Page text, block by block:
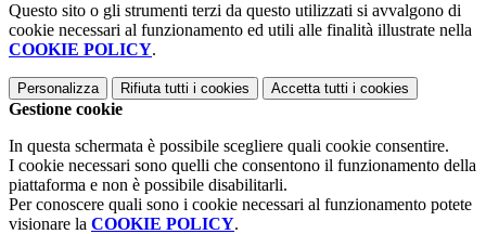
Questo sito o gli strumenti terzi da questo utilizzati si avvalgono di
cookie necessari al funzionamento ed utili alle finalità illustrate nella
COOKIE POLICY.
Personalizza Rifiuta tutti i cookies Accetta tutti i cookies
Gestione cookie
In questa schermata è possibile scegliere quali cookie consentire.
I cookie necessari sono quelli che consentono il funzionamento della
piattaforma e non è possibile disabilitarli.
Per conoscere quali sono i cookie necessari al funzionamento potete
visionare la COOKIE POLICY.